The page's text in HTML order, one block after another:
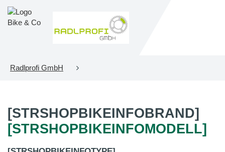
Radlprofi GmbH
[STRSHOPBIKEINFOBRAND]
[STRSHOPBIKEINFOMODELL]